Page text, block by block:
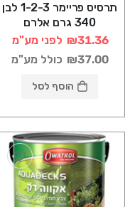
תרסיס פריימר 1-2-3 לבן
340 גרם אלרם
₪31.36 לפני מע"מ
₪37.00 כולל מע"מ
הוסף לסל